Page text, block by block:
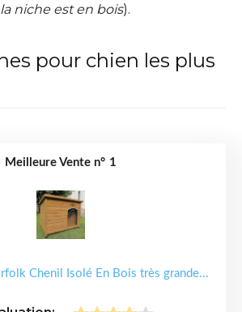
niche est en bois).
pour chien les plus
1
Chenil Isolé En Bois très grande...